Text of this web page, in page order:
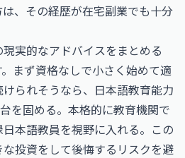
、その経歴が在宅副業でも十分
実的なアドバイスをまとめる
まず資格なしで小さく始めて適
られそうなら、日本語教育能力
を固める。本格的に教育機関で
本語教員を視野に入れる。この
投資をして後悔するリスクを避